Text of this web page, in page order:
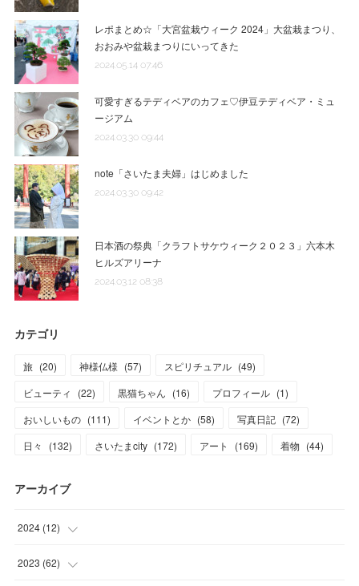
レポまとめ☆「大宮盆栽ウィーク 2024」大盆栽まつり、
おおみや盆栽まつりにいってきた
2024.05.14 07:46
可愛すぎるテディベアのカフェ♡伊豆テディベア・ミュ
ージアム
2024.03.30 09:44
note「さいたま夫婦」はじめました
2024.03.30 09:42
日本酒の祭典「クラフトサケウィーク２０２３」六本木
ヒルズアリーナ
2024.03.12 08:38
カテゴリ
旅 (20) 神様仏様 (57) スピリチュアル (49)
ビューティ
(22) 黒猫ちゃん (16) プロフィール (1)
おいしいもの (111) イベントとか (58) 写真日記 (72)
日々
(132) さいたまcity (172) アート (169) 着物 (44)
アーカイブ
2024 (12)
(1
2023 (62)